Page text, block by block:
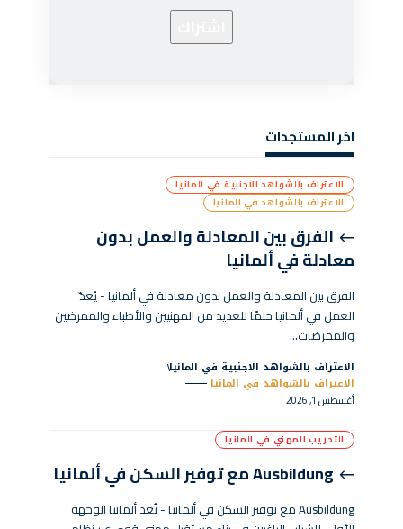
اخر المستجدات
الاعتراف بالشواهد الاجنبية في المانيا
الاعتراف بالشواهد في المانيا
الفرق بين المعادلة والعمل بدون
معادلة في ألمانيا
الفرق بين المعادلة والعمل بدون معادلة في ألمانيا - يُعدّ
العمل في ألمانيا حلمًا للعديد من المهنيين والأطباء والممرضين
والممرضات…
الاعتراف بالشواهد الاجنبية في المانيا
الاعتراف بالشواهد في المانيا
أغسطس 1, 2026
التدريب المهني في المانيا
Ausbildung مع توفير السكن في ألمانيا
Ausbildung مع توفير السكن في ألمانيا - تُعد ألمانيا الوجهة